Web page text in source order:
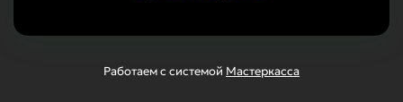
Работаем с системой Мастеркасса